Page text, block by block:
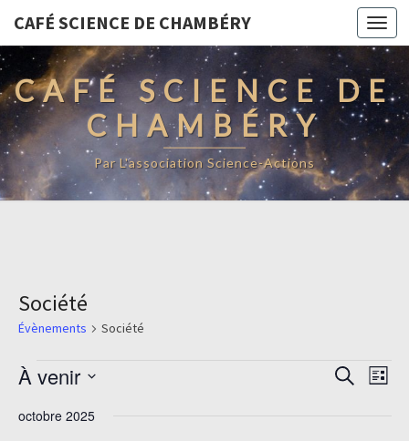
CAFÉ SCIENCE DE CHAMBÉRY
CAFÉ SCIENCE DE
CHAMBÉRY
Par L'association Science-Actions
Société
Évènements Société
Évènements Recherche
de
Liste
À venir
une
octobre 2025